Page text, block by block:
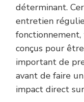
déterminant.
entretien
fonctionnement,
conçus pour
important de
avant de faire
impact direct